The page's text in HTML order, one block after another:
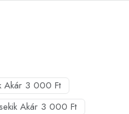
Akár 3 000 Ft
Akár 3 000 Ft